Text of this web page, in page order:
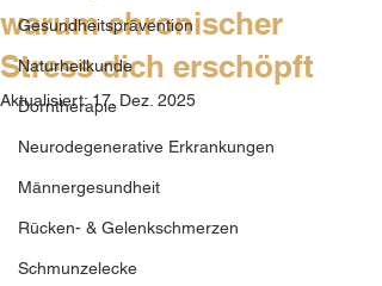
Gesundheitsprävention
Naturheilkunde
Dorntherapie
Neurodegenerative Erkrankungen
Männergesundheit
Rücken- & Gelenkschmerzen
Schmunzelecke
warum chronischer
Stress dich erschöpft
Aktualisiert:17. Dez. 2025